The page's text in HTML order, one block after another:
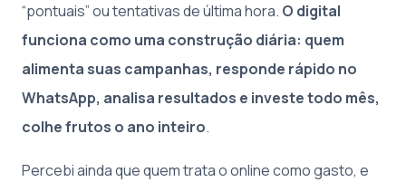
“pontuais” ou tentativas de última hora. O digital
funciona como uma construção diária: quem
alimenta suas campanhas, responde rápido no
WhatsApp, analisa resultados e investe todo mês,
colhe frutos o ano inteiro.
Percebi ainda que quem trata o online como gasto, e